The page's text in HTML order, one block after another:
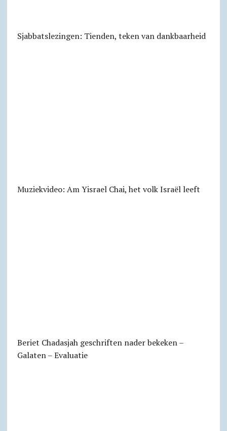
Sjabbats­lezingen: Tienden, teken van dankbaarheid
Muziekvideo: Am Yisrael Chai, het volk Israël leeft
Beriet Chadasjah geschriften nader bekeken –
Galaten – Evaluatie